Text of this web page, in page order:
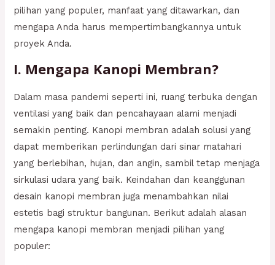
pilihan yang populer, manfaat yang ditawarkan, dan
mengapa Anda harus mempertimbangkannya untuk
proyek Anda.
I. Mengapa Kanopi Membran?
Dalam masa pandemi seperti ini, ruang terbuka dengan
ventilasi yang baik dan pencahayaan alami menjadi
semakin penting. Kanopi membran adalah solusi yang
dapat memberikan perlindungan dari sinar matahari
yang berlebihan, hujan, dan angin, sambil tetap menjaga
sirkulasi udara yang baik. Keindahan dan keanggunan
desain kanopi membran juga menambahkan nilai
estetis bagi struktur bangunan. Berikut adalah alasan
mengapa kanopi membran menjadi pilihan yang
populer: